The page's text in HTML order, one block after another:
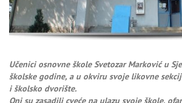
Učenici osnovne škole Svetozar Marković u
školske godine, a u okviru svoje likovne
i školsko dvorište.
Oni su zasadili cveće na ulazu svoje škole,